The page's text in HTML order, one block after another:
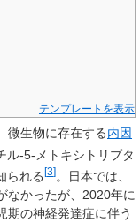
テンプレートを表示
微生物に存在する内因
ル-5-メトキシトリプタ
られる [3] 。日本では、
なかったが、2020年に
期の神経発達症に伴う